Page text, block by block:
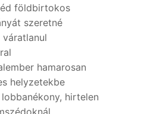
földbirtokos
szeretné
váratlanul
hamarosan
helyzetekbe
hirtelen